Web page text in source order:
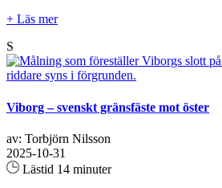
+ Läs mer
S
Viborg – svenskt gränsfäste mot öster
av: Torbjörn Nilsson
2025-10-31
Lästid 14 minuter